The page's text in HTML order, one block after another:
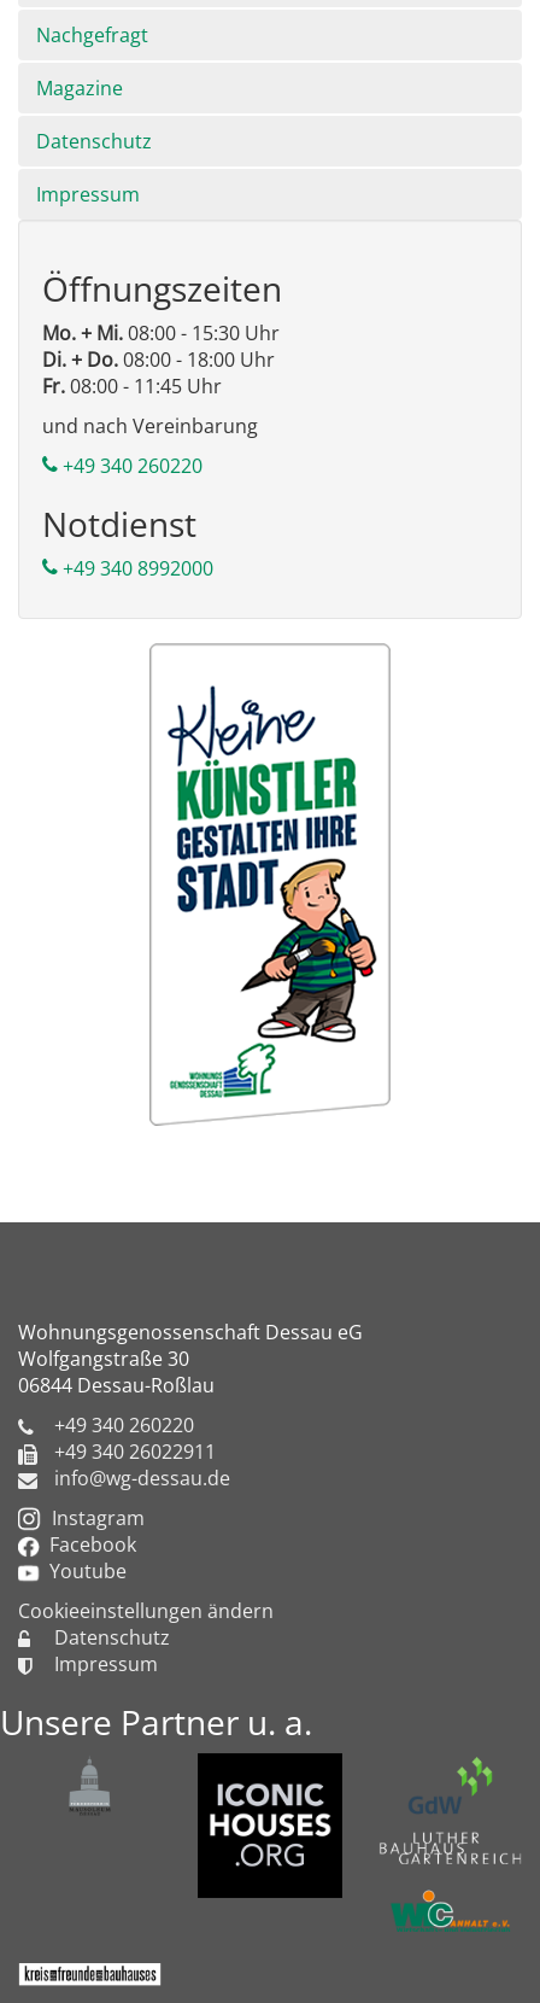
Nachgefragt
Magazine
Datenschutz
Impressum
Öffnungszeiten
Mo. + Mi.08:00 - 15:30 Uhr
Di. + Do.08:00 - 18:00 Uhr
Fr.08:00 - 11:45 Uhr
und nach Vereinbarung
+49 340 260220
Notdienst
+49 340 8992000
Wohnungsgenossenschaft Dessau eG
Wolfgangstraße 30
06844 Dessau-Roßlau
+49 340 260220
+49 340 26022911
info@wg-dessau.de
Instagram
Facebook
Youtube
Cookieeinstellungen ändern
Datenschutz
Impressum
Unsere Partner u. a.